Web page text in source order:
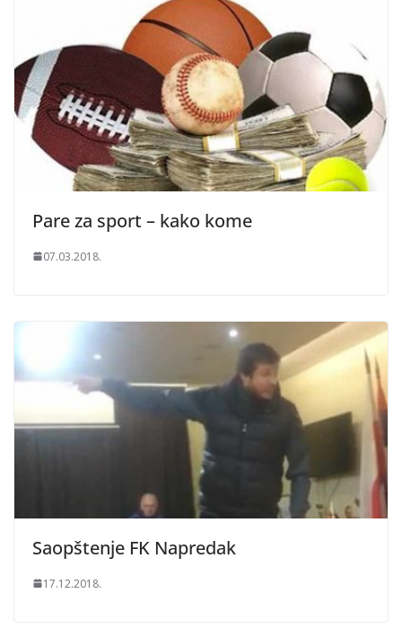
Pare za sport – kako kome
07.03.2018.
Saopštenje FK Napredak
17.12.2018.